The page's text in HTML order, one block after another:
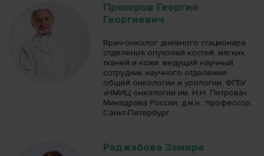
Прохоров Георгий
Георгиевич
Врач-онколог дневного стационара
отделения опухолей костей, мягких
тканей и кожи, ведущий научный
сотрудник научного отделения
общей онкологии и урологии, ФГБУ
«НМИЦ онкологии им. Н.Н. Петрова»
Минздрава России, д.м.н., профессор,
Санкт-Петербург
Раджабова Замира